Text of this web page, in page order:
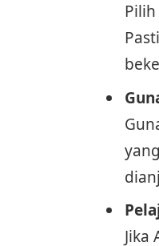
Jika